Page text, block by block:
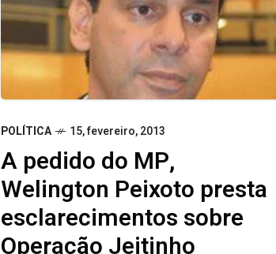
POLÍTICA 15, fevereiro, 2013
A pedido do MP,
Welington Peixoto presta
esclarecimentos sobre
Operação Jeitinho